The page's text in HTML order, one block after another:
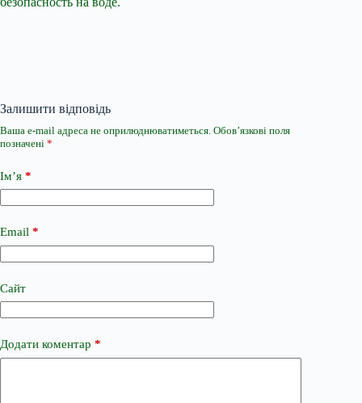
Залишити відповідь
Ваша e-mail адреса не оприлюднюватиметься. Обов’язкові поля
позначені *
Ім’я *
Email *
Сайт
Додати коментар *